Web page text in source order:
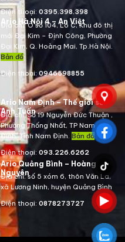
Điện thoại: 0395.398.398
Ario Hà Nội 4 – An Việt
Địa chỉ:Ô số 104, Lô C, Khu đô thị
mới Đại Kim – Định Công, Phường
Đại Kim, Q. Hoàng Mai, Tp.Hà Nội.
Bản đồ
Điện thoại: 0946598855
Ario Nam Định – Thế giới số
Anh Tuấn
Địa chỉ:Số 19 Nguyễn Đức Thuận ,
Phường Thống Nhất, TP Nam
Định, Tỉnh Nam Định. Bản đồ
Điện thoại: 093.226.6262
Ario Quảng Bình – Hoàng
Nguyên
Địa chỉ: số 5 xóm 6, thôn Văn La,
xã Lương Ninh, huyện Quảng Bình
Điện thoại: 0878273727